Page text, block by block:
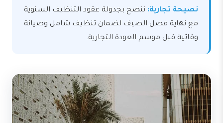
نصيحة تجارية: ننصح بجدولة عقود التنظيف السنوية
مع نهاية فصل الصيف لضمان تنظيف شامل وصيانة
وقائية قبل موسم العودة التجارية.